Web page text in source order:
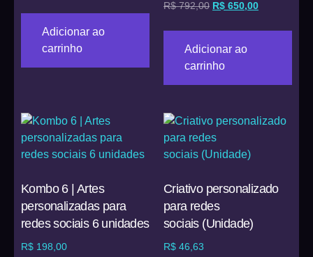
Adicionar ao
carrinho
R$792,00 R$ 650,00
Adicionar ao
carrinho
Kombo 6 | Artes
personalizadas para
redes sociais 6 unidades
R$ 198,00
Criativo personalizado
para redes
sociais (Unidade)
R$ 46,63